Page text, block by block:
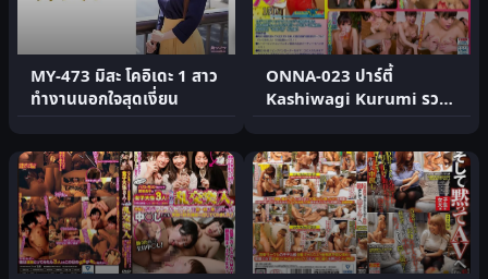
MY-473 มิสะ โคอิเดะ 1 สาว
ทำงานนอกใจสุดเงี่ยน
ONNA-023 ปาร์ตี้
Kashiwagi Kurumi รวม
ผลงาน